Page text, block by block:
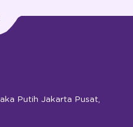
Putih Jakarta Pusat,